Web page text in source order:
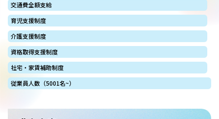
交通費全額支給
育児支援制度
介護支援制度
資格取得支援制度
社宅・家賃補助制度
従業員人数（5001名~）